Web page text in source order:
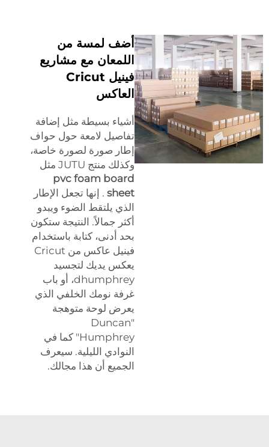
أضف لمسة من
اللمعان مع مشاريع
فينيل Cricut
العاكس
أشياء بسيطة مثل إضافة
تفاصيل لامعة حول حواف
إطار صورة لصورة خاصة،
وكذلك منتج JUTU مثل
pvc foam board
sheet . إنها تجعل الإطار
الذي يلتقط الضوء ويبدو
أكثر جمالاً. النتيجة ستكون
بحد أدنى، كتابة باستخدام
فينيل عاكس من Cricut
يعكس يديك لتجسيد
dhumphrey، أو باب
غرفة نومك الخلفي الذي
يعرض لوحة متوهجة
"Duncan
Humphrey" كما في
النوادي الليلية. سيعرف
الجميع أن هذا مجالك.